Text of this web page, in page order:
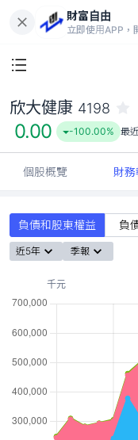
財富自由
立即使用APP，
欣大健康 4198
0.00 -100.00% 最
個股概覽 財
負債和股東權益 負
近5年 季報